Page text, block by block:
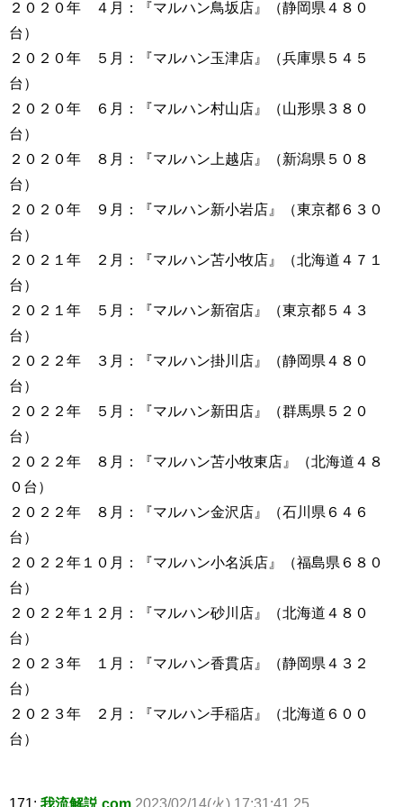
２０２０年 ４月：『マルハン鳥坂店』（静岡県４８０
台）
２０２０年 ５月：『マルハン玉津店』（兵庫県５４５
台）
２０２０年 ６月：『マルハン村山店』（山形県３８０
台）
２０２０年 ８月：『マルハン上越店』（新潟県５０８
台）
２０２０年 ９月：『マルハン新小岩店』（東京都６３０
台）
２０２１年 ２月：『マルハン苫小牧店』（北海道４７１
台）
２０２１年 ５月：『マルハン新宿店』（東京都５４３
台）
２０２２年 ３月：『マルハン掛川店』（静岡県４８０
台）
２０２２年 ５月：『マルハン新田店』（群馬県５２０
台）
２０２２年 ８月：『マルハン苫小牧東店』（北海道４８
０台）
２０２２年 ８月：『マルハン金沢店』（石川県６４６
台）
２０２２年１０月：『マルハン小名浜店』（福島県６８０
台）
２０２２年１２月：『マルハン砂川店』（北海道４８０
台）
２０２３年 １月：『マルハン香貫店』（静岡県４３２
台）
２０２３年 ２月：『マルハン手稲店』（北海道６００
台）
171: 我流解説.com 2023/02/14(火) 17:31:41.25